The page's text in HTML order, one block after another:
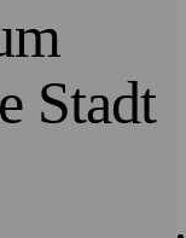
Stadt